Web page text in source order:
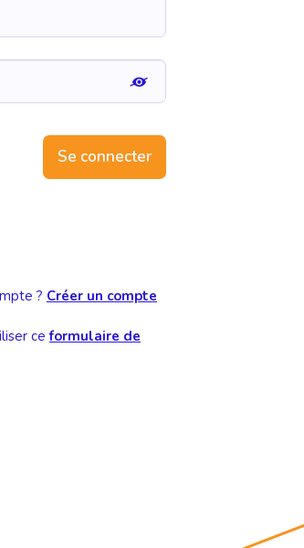
Se connecter
? Créer un compte
ceformulaire de